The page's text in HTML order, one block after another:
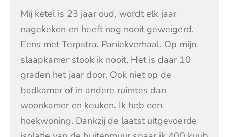
Mij ketel is 23 jaar oud, wordt elk jaar
nagekeken en heeft nog nooit geweigerd.
Eens met Terpstra. Paniekverhaal. Op mijn
slaapkamer stook ik nooit. Het is daar 10
graden het jaar door. Ook niet op de
badkamer of in andere ruimtes dan
woonkamer en keuken. Ik heb een
hoekwoning. Dankzij de laatst uitgevoerde